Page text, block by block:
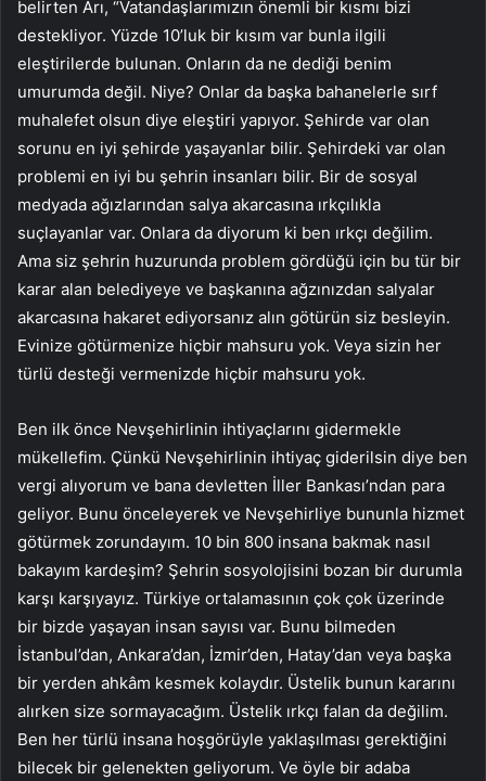
belirten Arı, “Vatandaşlarımızın önemli bir kısmı bizi
destekliyor. Yüzde 10’luk bir kısım var bunla ilgili
eleştirilerde bulunan. Onların da ne dediği benim
umurumda değil. Niye? Onlar da başka bahanelerle sırf
muhalefet olsun diye eleştiri yapıyor. Şehirde var olan
sorunu en iyi şehirde yaşayanlar bilir. Şehirdeki var olan
problemi en iyi bu şehrin insanları bilir. Bir de sosyal
medyada ağızlarından salya akarcasına ırkçılıkla
suçlayanlar var. Onlara da diyorum ki ben ırkçı değilim.
Ama siz şehrin huzurunda problem gördüğü için bu tür bir
karar alan belediyeye ve başkanına ağzınızdan salyalar
akarcasına hakaret ediyorsanız alın götürün siz besleyin.
Evinize götürmenize hiçbir mahsuru yok. Veya sizin her
türlü desteği vermenizde hiçbir mahsuru yok.
Ben ilk önce Nevşehirlinin ihtiyaçlarını gidermekle
mükellefim. Çünkü Nevşehirlinin ihtiyaç giderilsin diye ben
vergi alıyorum ve bana devletten İller Bankası’ndan para
geliyor. Bunu önceleyerek ve Nevşehirliye bununla hizmet
götürmek zorundayım. 10 bin 800 insana bakmak nasıl
bakayım kardeşim? Şehrin sosyolojisini bozan bir durumla
karşı karşıyayız. Türkiye ortalamasının çok çok üzerinde
bir bizde yaşayan insan sayısı var. Bunu bilmeden
İstanbul’dan, Ankara’dan, İzmir’den, Hatay’dan veya başka
bir yerden ahkâm kesmek kolaydır. Üstelik bunun kararını
alırken size sormayacağım. Üstelik ırkçı falan da değilim.
Ben her türlü insana hoşgörüyle yaklaşılması gerektiğini
bilecek bir gelenekten geliyorum. Ve öyle bir adaba